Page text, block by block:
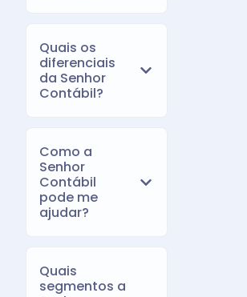
Quais os
diferenciais
da Senhor
Contábil?
Como a
Senhor
Contábil
pode me
ajudar?
Quais
segmentos a